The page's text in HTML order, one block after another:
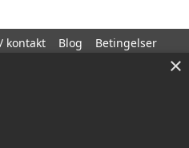
kontakt Blog Betingelser
×